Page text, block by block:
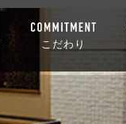
こだわり